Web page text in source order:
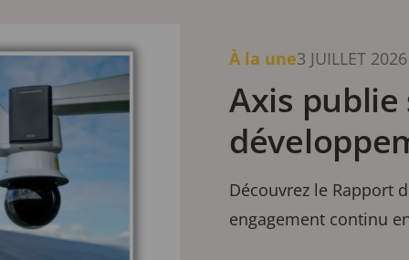
Axis
Découvrez le Rapport
engagement continu
À la une3 JUILLET 2026